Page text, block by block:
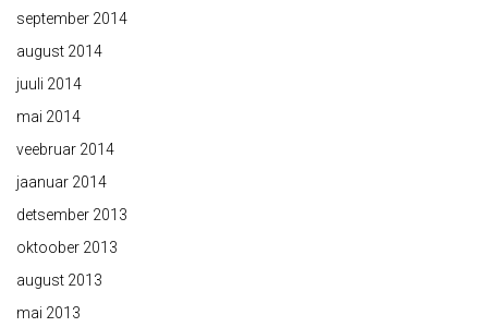
september 2014
august 2014
juuli 2014
mai 2014
veebruar 2014
jaanuar 2014
detsember 2013
oktoober 2013
august 2013
mai 2013